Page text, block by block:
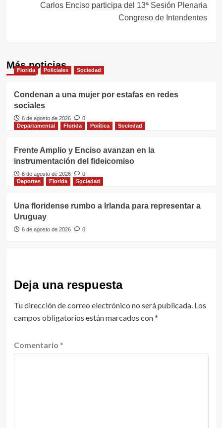
Carlos Enciso participa del 13ª Sesión Plenaria
Congreso de Intendentes
Más noticias
Florida Policiales Sociedad
Condenan a una mujer por estafas en redes
sociales
6 de agosto de 2026
0
Departamental
Florida Política Sociedad
Frente Amplio y Enciso avanzan en la
instrumentación del fideicomiso
6 de agosto de 2026
0
Deportes
Florida Sociedad
Una floridense rumbo a Irlanda para representar a
Uruguay
6 de agosto de 2026 0
Deja una respuesta
Tu dirección de correo electrónico no será publicada. Los
campos obligatorios están marcados con*
Comentario *